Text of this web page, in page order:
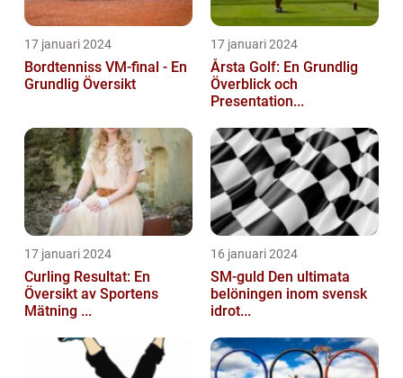
17 januari 2024
Bordtenniss VM-final - En
Grundlig Översikt
17 januari 2024
Årsta Golf: En Grundlig
Överblick och
Presentation...
17 januari 2024
Curling Resultat: En
Översikt av Sportens
Mätning ...
16 januari 2024
SM-guld Den ultimata
belöningen inom svensk
idrot...